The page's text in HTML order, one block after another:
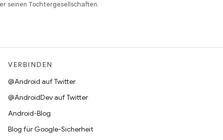
seinen Tochtergesellschaften.
VERBINDEN
@Android auf Twitter
@AndroidDev auf Twitter
Android-Blog
Blog für Google-Sicherheit